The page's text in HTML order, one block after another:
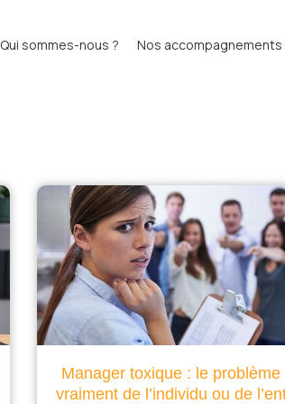
Qui sommes-nous ? Nos accompagnements
Manager toxique : le problème
vraiment de l’individu ou de